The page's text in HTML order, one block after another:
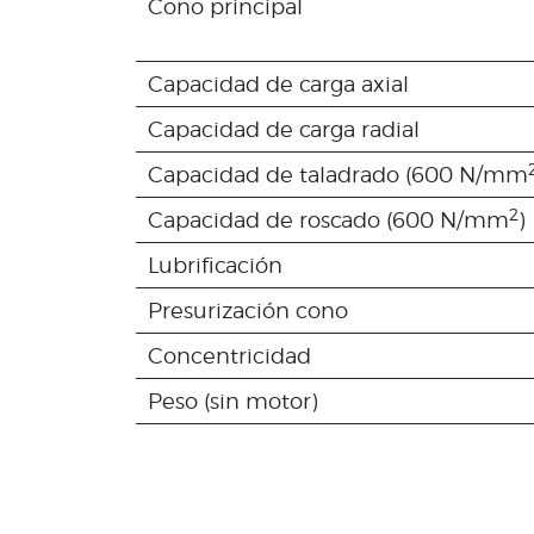
Cono principal
Capacidad de carga axial
Capacidad de carga radial
Capacidad de taladrado (600 N/mm
Capacidad de roscado (600 N/mm2)
Lubrificación
Presurización cono
Concentricidad
Peso (sin motor)